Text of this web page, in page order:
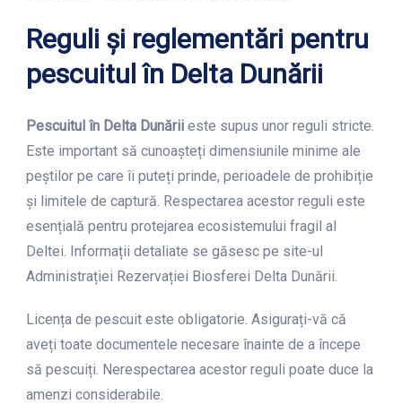
Reguli și reglementări pentru
pescuitul în Delta Dunării
Pescuitul în Delta Dunării este supus unor reguli stricte.
Este important să cunoașteți dimensiunile minime ale
peștilor pe care îi puteți prinde, perioadele de prohibiție
și limitele de captură. Respectarea acestor reguli este
esențială pentru protejarea ecosistemului fragil al
Deltei. Informații detaliate se găsesc pe site-ul
Administrației Rezervației Biosferei Delta Dunării.
Licența de pescuit este obligatorie. Asigurați-vă că
aveți toate documentele necesare înainte de a începe
să pescuiți. Nerespectarea acestor reguli poate duce la
amenzi considerabile.